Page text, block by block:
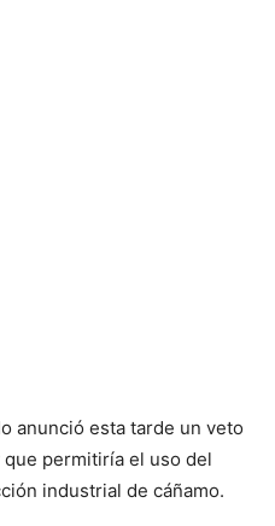
anunció esta tarde un veto
permitiría el uso del
industrial de cáñamo.